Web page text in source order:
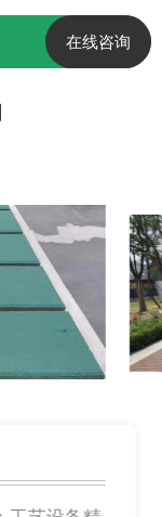
在线咨询